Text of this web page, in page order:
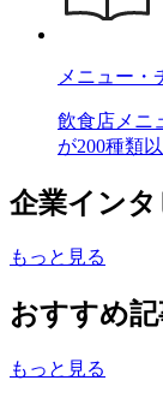
メニュー・
飲食店メニ
が200種類
企業イン
もっと見る
おすすめ
もっと見る